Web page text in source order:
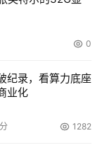
业IT名企！”公
0
纪录，看算力底座
业化
1282